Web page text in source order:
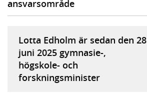
ansvarsområde
Lotta Edholm är sedan den 28
juni 2025 gymnasie-,
högskole- och
forskningsminister